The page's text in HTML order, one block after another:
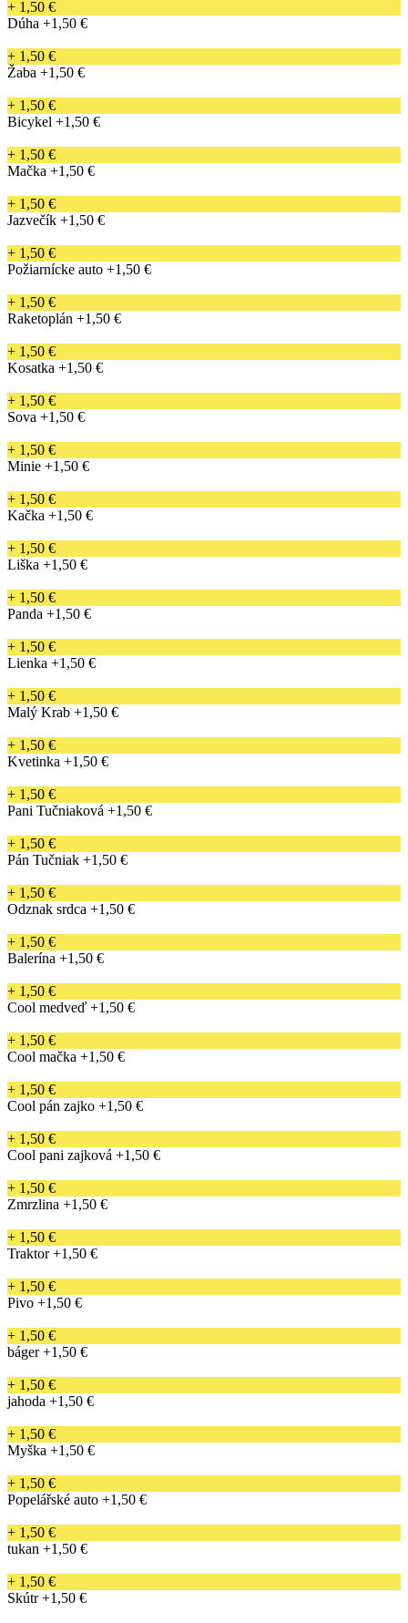
+ 1,50 €
Dúha +1,50 €
+ 1,50 €
Žaba +1,50 €
+ 1,50 €
Bicykel +1,50 €
+ 1,50 €
Mačka +1,50 €
+ 1,50 €
Jazvečík +1,50 €
+ 1,50 €
Požiarnícke auto +1,50 €
+ 1,50 €
Raketoplán +1,50 €
+ 1,50 €
Kosatka +1,50 €
+ 1,50 €
Sova +1,50 €
+ 1,50 €
Minie +1,50 €
+ 1,50 €
Kačka +1,50 €
+ 1,50 €
Liška +1,50 €
+ 1,50 €
Panda +1,50 €
+ 1,50 €
Lienka +1,50 €
+ 1,50 €
Malý Krab +1,50 €
+ 1,50 €
Kvetinka +1,50 €
+ 1,50 €
Pani Tučniaková +1,50 €
+ 1,50 €
Pán Tučniak +1,50 €
+ 1,50 €
Odznak srdca +1,50 €
+ 1,50 €
Balerína +1,50 €
+ 1,50 €
Cool medveď +1,50 €
+ 1,50 €
Cool mačka +1,50 €
+ 1,50 €
Cool pán zajko +1,50 €
+ 1,50 €
Cool pani zajková +1,50 €
+ 1,50 €
Zmrzlina +1,50 €
+ 1,50 €
Traktor +1,50 €
+ 1,50 €
Pivo +1,50 €
+ 1,50 €
báger +1,50 €
+ 1,50 €
jahoda +1,50 €
+ 1,50 €
Myška +1,50 €
+ 1,50 €
Popelářské auto +1,50 €
+ 1,50 €
tukan +1,50 €
+ 1,50 €
Skútr +1,50 €